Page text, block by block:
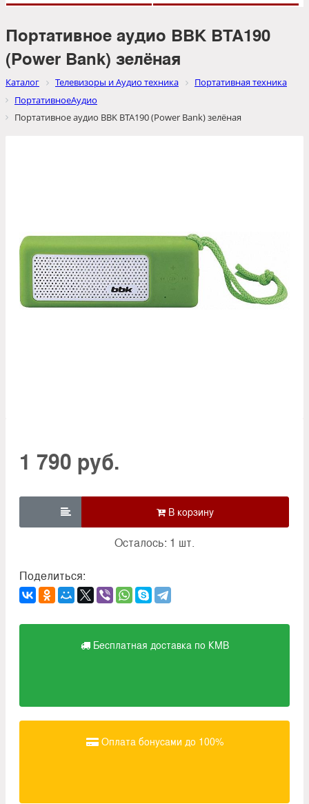
Портативное аудио BBK BTA190
(Power Bank) зелёная
Каталог Телевизоры и Аудио техника
Портативная техника
ПортативноеАудио
Портативное аудио BBK BTA190 (Power Bank) зелёная
1 790 руб.

Осталось: 1 шт.
Поделиться:
Бесплатная доставка по КМВ
Оплата бонусами до 100%